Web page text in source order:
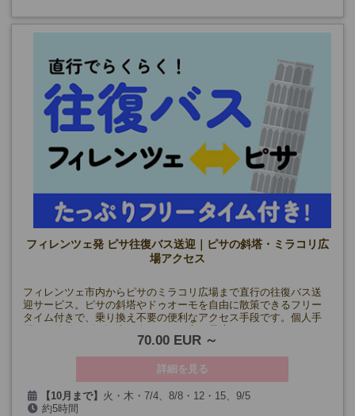
フィレンツェ発 ピサ往復バス送迎｜ピサの斜塔・ミラコリ広
場アクセス
フィレンツェ市内からピサのミラコリ広場まで直行の往復バス送
迎サービス。ピサの斜塔やドゥオーモを自由に散策できるフリー
タイム付きで、乗り換え不要の便利なアクセス手段です。個人手
70.00 EUR
詳細を見る
【10月まで】 火・木・7/4、8/8・12・15、9/5
(7/7・23、8/20・27、9/3・24、10/1・8・15を除く)
約5時間